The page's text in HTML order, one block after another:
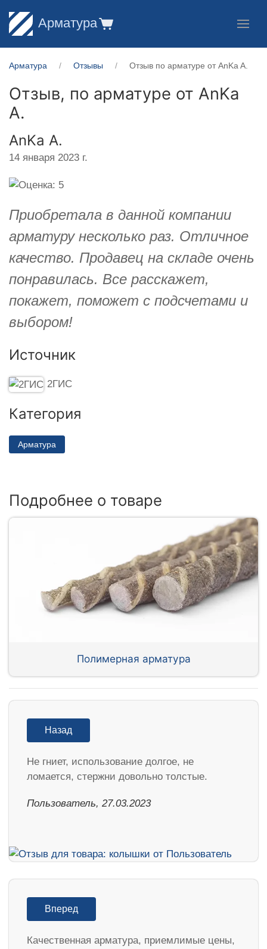
Арматура
Арматура Отзывы Отзыв по арматуре от AnKa A.
Отзыв, по арматуре от AnKa
A.
AnKa A.
14 января 2023 г.
Приобретала в данной компании
арматуру несколько раз. Отличное
качество. Продавец на складе очень
понравилась. Все расскажет,
покажет, поможет с подсчетами и
выбором!
Источник
2ГИС
Категория
Арматура
Подробнее о товаре
Полимерная арматура
Назад
Не гниет, использование долгое, не
ломается, стержни довольно толстые.
Пользователь, 27.03.2023
Вперед
Качественная арматура, приемлимые цены,